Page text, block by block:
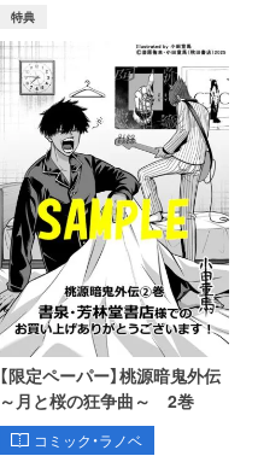
特典
【限定ペーパー】桃源暗鬼外伝
～月と桜の狂争曲～ 2巻
コミック・ラノベ